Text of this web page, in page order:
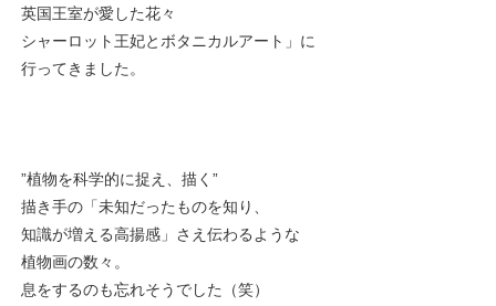
英国王室が愛した花々
シャーロット王妃とボタニカルアート」に
行ってきました。
”植物を科学的に捉え、描く”
描き手の「未知だったものを知り、
知識が増える高揚感」さえ伝わるような
植物画の数々。
息をするのも忘れそうでした（笑）